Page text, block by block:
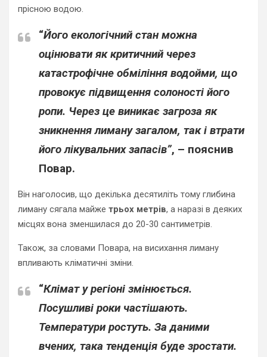
прісною водою.
“Його екологічний стан можна
оцінювати як критичний через
катастрофічне обміління водойми, що
провокує підвищення солоності його
ропи. Через це виникає загроза як
зникнення лиману загалом, так і втрати
його лікувальних запасів”, – пояснив
Повар.
Він наголосив, що декілька десятиліть тому глибина
лиману сягала майже трьох метрів, а наразі в деяких
місцях вона зменшилася до 20-30 сантиметрів.
Також, за словами Повара, на висихання лиману
впливають кліматичні зміни.
“Клімат у регіоні змінюється.
Посушливі роки частішають.
Температури ростуть. За даними
вчених, така тенденція буде зростати.